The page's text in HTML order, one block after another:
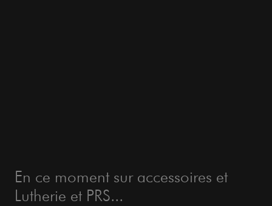
En ce moment sur accessoires et
Lutherie et PRS...